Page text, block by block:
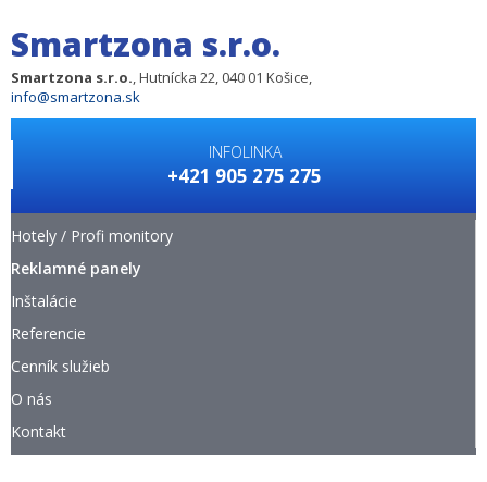
Smartzona s.r.o.
Smartzona s.r.o., Hutnícka 22, 040 01 Košice,
info@smartzona.sk
INFOLINKA
+421 905 275 275
Hotely / Profi monitory
Reklamné panely
Inštalácie
Referencie
Cenník služieb
O nás
Kontakt